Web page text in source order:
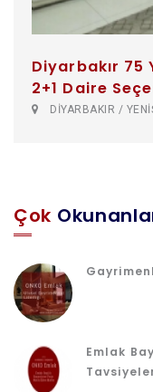
Diyarbakır 75
2+1 Daire
DİYARBAKIR /
Çok
Emlak